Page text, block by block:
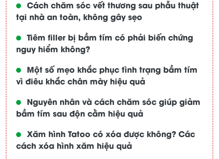
Cách chăm sóc vết thương sau phẫu thuật
tại nhà an toàn, không gây sẹo
Tiêm filler bị bầm tím có phải biến chứng
nguy hiểm không?
Một số mẹo khắc phục tình trạng bầm tím
vì điêu khắc chân mày hiệu quả
Nguyên nhân và cách chăm sóc giúp giảm
bầm tím sau độn cằm hiệu quả
Xăm hình Tatoo có xóa được không? Các
cách xóa hình xăm hiệu quả